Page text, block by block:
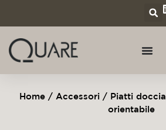
Home / Accessori / Piatti doccia
orientabile